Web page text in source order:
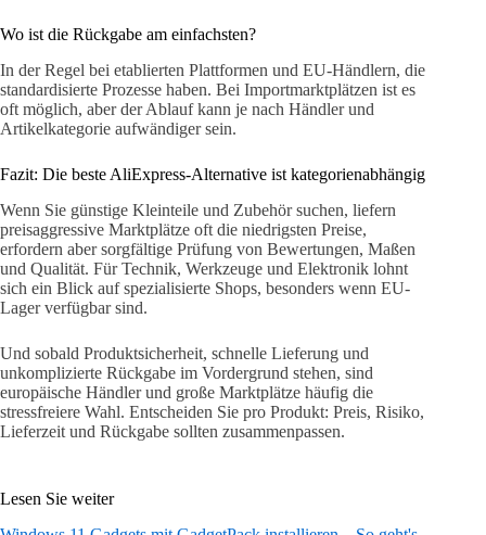
Wo ist die Rückgabe am einfachsten?
In der Regel bei etablierten Plattformen und EU-Händlern, die
standardisierte Prozesse haben. Bei Importmarktplätzen ist es
oft möglich, aber der Ablauf kann je nach Händler und
Artikelkategorie aufwändiger sein.
Fazit: Die beste AliExpress-Alternative ist kategorienabhängig
Wenn Sie günstige Kleinteile und Zubehör suchen, liefern
preisaggressive Marktplätze oft die niedrigsten Preise,
erfordern aber sorgfältige Prüfung von Bewertungen, Maßen
und Qualität. Für Technik, Werkzeuge und Elektronik lohnt
sich ein Blick auf spezialisierte Shops, besonders wenn EU-
Lager verfügbar sind.
Und sobald Produktsicherheit, schnelle Lieferung und
unkomplizierte Rückgabe im Vordergrund stehen, sind
europäische Händler und große Marktplätze häufig die
stressfreiere Wahl. Entscheiden Sie pro Produkt: Preis, Risiko,
Lieferzeit und Rückgabe sollten zusammenpassen.
Lesen Sie weiter